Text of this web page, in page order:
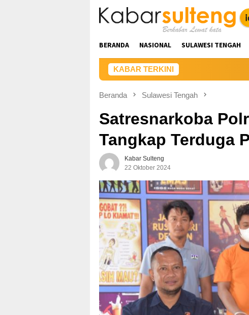
BERANDA NASIONAL SULAWESI TENGAH
KABAR TERKINI
Beranda Sulawesi Tengah
Satresnarkoba
Tangkap Terduga
Kabar Sulteng
22 Oktober 2024